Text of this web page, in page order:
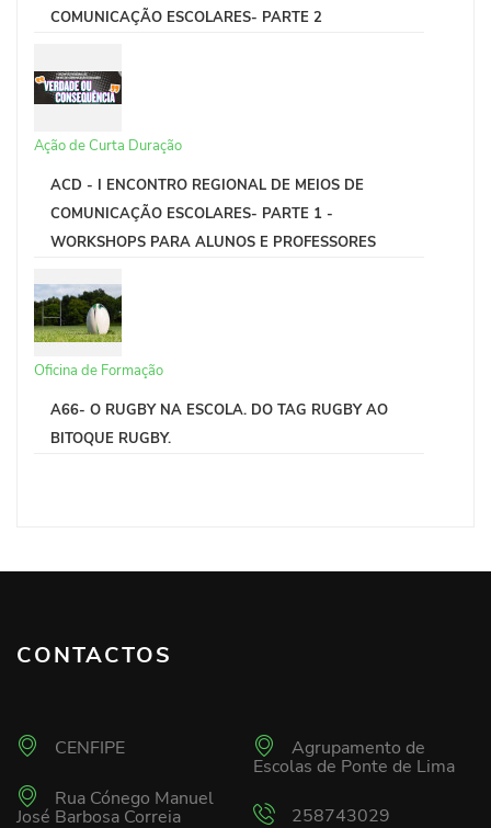
COMUNICAÇÃO ESCOLARES- PARTE 2
Ação de Curta Duração
ACD - I ENCONTRO REGIONAL DE MEIOS DE
COMUNICAÇÃO ESCOLARES- PARTE 1 -
WORKSHOPS PARA ALUNOS E PROFESSORES
Oficina de Formação
A66- O RUGBY NA ESCOLA. DO TAG RUGBY AO
BITOQUE RUGBY.
CONTACTOS
CENFIPE
Rua Cónego Manuel
José Barbosa Correia
Agrupamento de
Escolas de Ponte de Lima
258743029